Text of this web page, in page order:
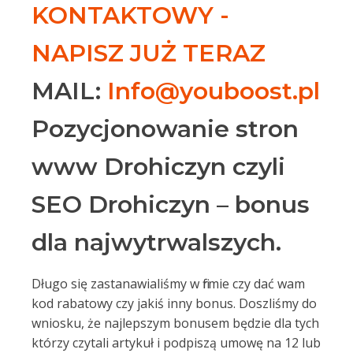
KONTAKTOWY -
NAPISZ JUŻ TERAZ
MAIL: Info@youboost.pl
Pozycjonowanie stron
www Drohiczyn czyli
SEO Drohiczyn – bonus
dla najwytrwalszych.
Długo się zastanawialiśmy w firmie czy dać wam
kod rabatowy czy jakiś inny bonus. Doszliśmy do
wniosku, że najlepszym bonusem będzie dla tych
którzy czytali artykuł i podpiszą umowę na 12 lub